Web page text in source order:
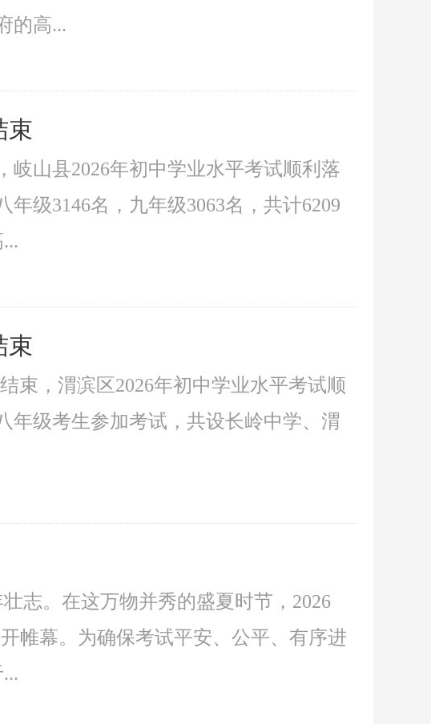
的高...
束
岐山县2026年初中学业水平考试顺利落
级3146名，九年级3063名，共计6209
束
束，渭滨区2026年初中学业水平考试顺
年级考生参加考试，共设长岭中学、渭
志。在这万物并秀的盛夏时节，2026
帷幕。为确保考试平安、公平、有序进